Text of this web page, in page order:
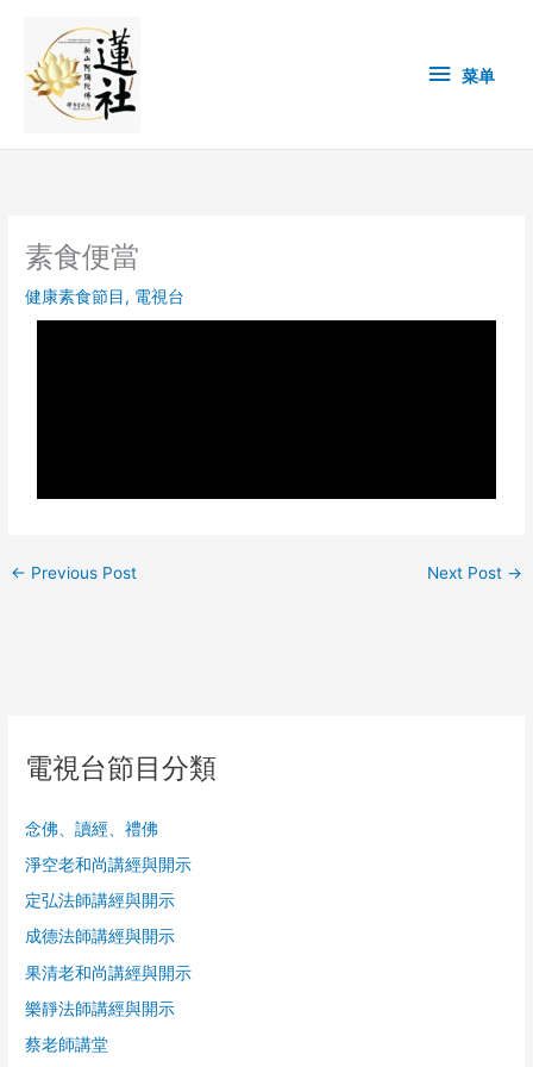
content
单 菜单
素食便當
健康素食節目, 電視台
← Previous Post Next Post →
電視台節目分類
念佛、讀經、禮佛
淨空老和尚講經與開示
定弘法師講經與開示
成德法師講經與開示
果清老和尚講經與開示
樂靜法師講經與開示
蔡老師講堂